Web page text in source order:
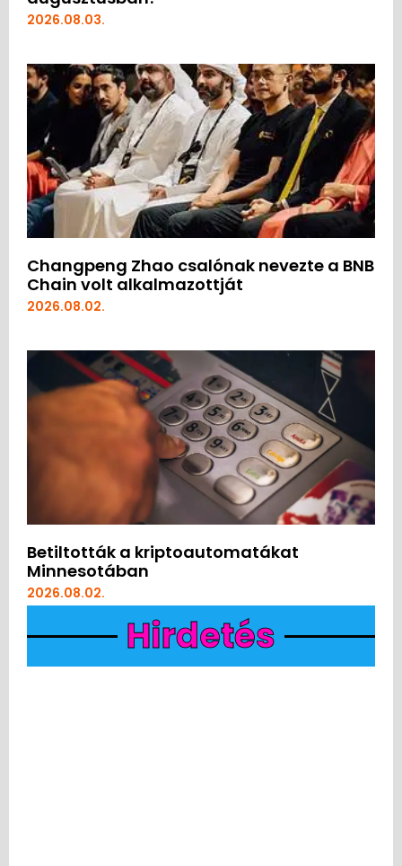
2026.08.03.
Changpeng Zhao csalónak nevezte a BNB
Chain volt alkalmazottját
2026.08.02.
Betiltották a kriptoautomatákat
Minnesotában
2026.08.02.
Hirdetés